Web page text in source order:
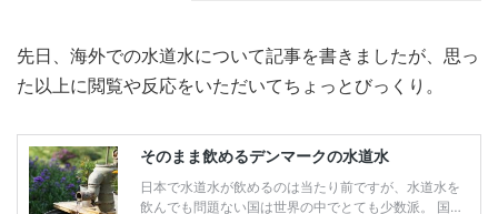
MEDIA– メディア掲載 TRAVEL – 旅行
EVERYDAY
先日、海外での水道水について記事を書きましたが、思っ
た以上に閲覧や反応をいただいてちょっとびっくり。